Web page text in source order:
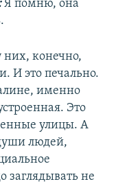
Я помню, она
них, конечно,
И это печально.
именно
Это
улицы. А
людей,
заглядывать не